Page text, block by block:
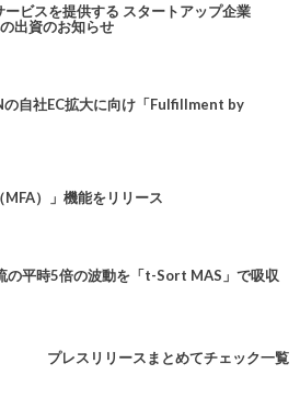
ビスを提供する スタートアップ企業
出資のお知らせ
自社EC拡大に向け「Fulfillment by
）」機能をリリース
の平時5倍の波動を「t-Sort MAS」で吸収
プレスリリースまとめてチェック一覧